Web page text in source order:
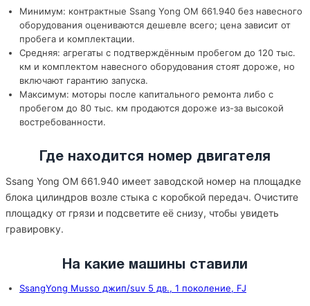
Минимум: контрактные Ssang Yong OM 661.940 без навесного
оборудования оцениваются дешевле всего; цена зависит от
пробега и комплектации.
Средняя: агрегаты с подтверждённым пробегом до 120 тыс.
км и комплектом навесного оборудования стоят дороже, но
включают гарантию запуска.
Максимум: моторы после капитального ремонта либо с
пробегом до 80 тыс. км продаются дороже из-за высокой
востребованности.
Где находится номер двигателя
Ssang Yong OM 661.940 имеет заводской номер на площадке
блока цилиндров возле стыка с коробкой передач. Очистите
площадку от грязи и подсветите её снизу, чтобы увидеть
гравировку.
На какие машины ставили
SsangYong Musso джип/suv 5 дв., 1 поколение, FJ